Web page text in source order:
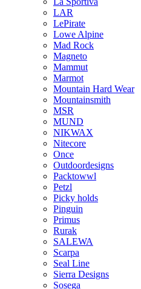
LAR
LePirate
Lowe Alpine
Mad Rock
Magneto
Mammut
Marmot
Mountain Hard Wear
Mountainsmith
MSR
MUND
NIKWAX
Nitecore
Once
Outdoordesigns
Packtowwl
Petzl
Picky holds
Pinguin
Primus
Rurak
SALEWA
Scarpa
Seal Line
Sierra Designs
Sosega